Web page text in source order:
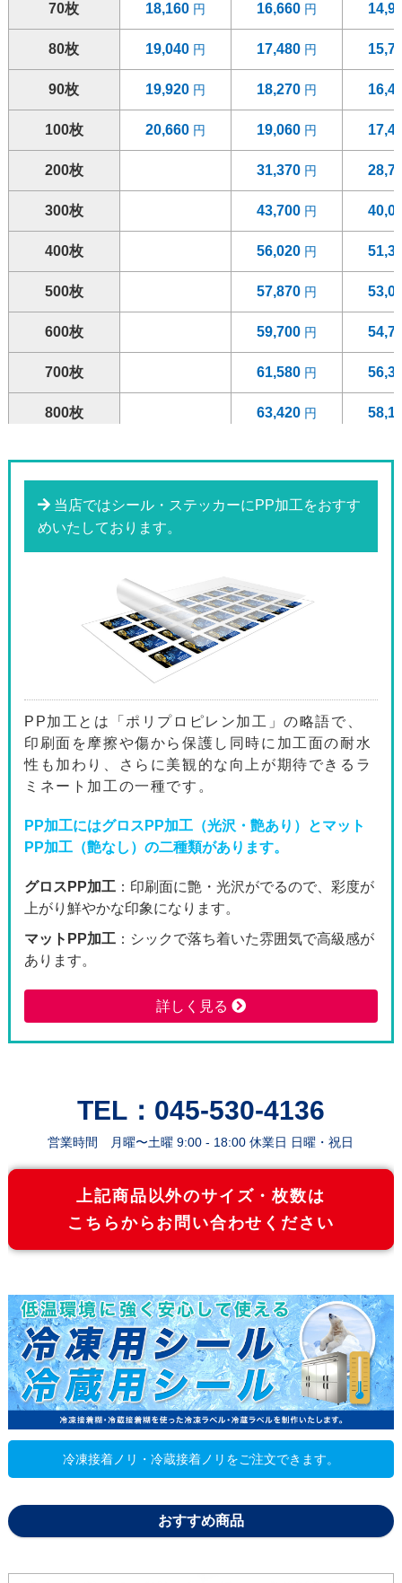
70枚 18,160 16,660
80枚 19,040 17,480
90枚 19,920 18,270
100枚 20,660 19,060
200枚 31,370
300枚 43,700
400枚 56,020
500枚 57,870
600枚 59,700
700枚 61,580
800枚 63,420
1200枚
78,260
2200枚 98,420
2400枚 102,510
2600枚 106,610
2800枚 110,840
3000枚 125,140
3200枚 129,470
4000枚 159,680
4200枚 164,460
4600枚 174,510
5000枚 183,770
当店ではシール・ステッカーにPP加工をおすす
めいたしております。
PP加工とは「ポリプロピレン加工」の略語で、
印刷面を摩擦や傷から保護し同時に加工面の耐水
性も加わり、さらに美観的な向上が期待できるラ
ミネート加工の一種です。
PP加工にはグロスPP加工（光沢・艶あり）とマット
PP加工（艶なし）の二種類があります。
グロスPP加工：印刷面に艶・光沢がでるので、彩度が
上がり鮮やかな印象になります。
マットPP加工：シックで落ち着いた雰囲気で高級感が
あります。
詳しく見る
TEL：045-530-4136
営業時間 月曜〜土曜 9:00 - 18:00 休業日 日曜・祝日
上記商品以外のサイズ・枚数は
こちらからお問い合わせください
冷凍接着ノリ・冷蔵接着ノリをご注文できます。
おすすめ商品